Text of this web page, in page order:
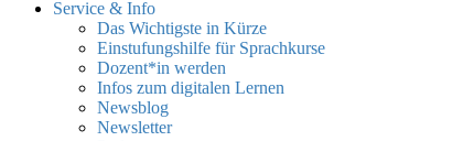
Service & Info
Das Wichtigste in Kürze
Einstufungshilfe für Sprachkurse
Dozent*in werden
Infos zum digitalen Lernen
Newsblog
Newsletter